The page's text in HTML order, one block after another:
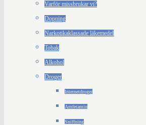
Varför missbrukar vi?
Dopning
Narkotikaklassade läkemedel
Tobak
Alkohol
Droger
Internetdroger
Amfetamin
Sniffning